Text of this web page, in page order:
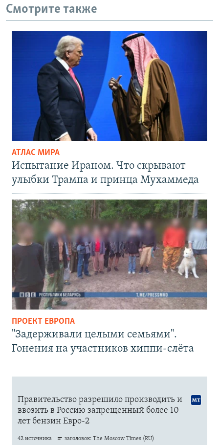
Смотрите также
АТЛАС МИРА
Испытание Ираном. Что скрывают
улыбки Трампа и принца Мухаммеда
ПРОЕКТ ЕВРОПА
"Задерживали целыми семьями".
Гонения на участников хиппи-слёта